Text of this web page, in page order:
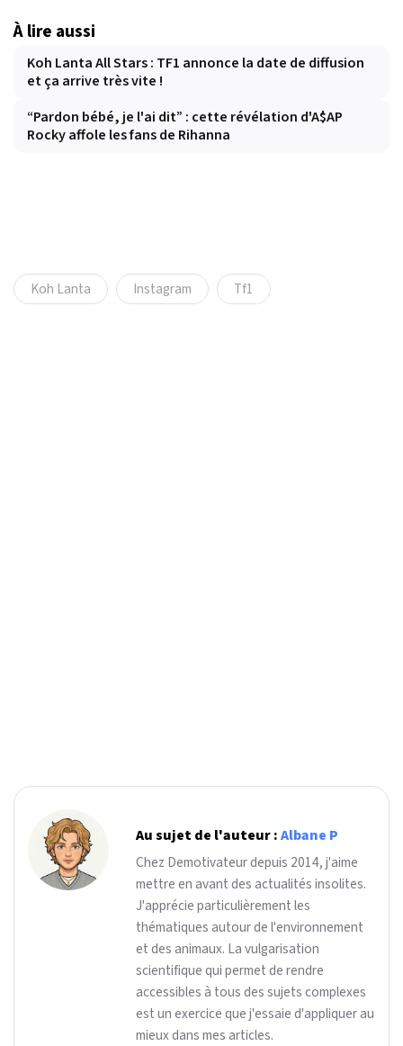
À lire aussi
Koh Lanta All Stars : TF1 annonce la date de diffusion
et ça arrive très vite !
“Pardon bébé, je l'ai dit” : cette révélation d'A$AP
Rocky affole les fans de Rihanna
Koh Lanta Instagram Tf1
Au sujet de l'auteur :Albane P
Chez Demotivateur depuis 2014, j'aime
mettre en avant des actualités insolites.
J'apprécie particulièrement les
thématiques autour de l'environnement
et des animaux. La vulgarisation
scientifique qui permet de rendre
accessibles à tous des sujets complexes
est un exercice que j'essaie d'appliquer au
mieux dans mes articles.